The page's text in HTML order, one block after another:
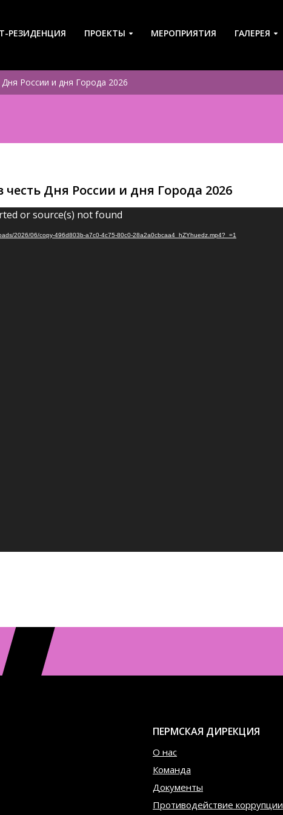
РЕЗИДЕНЦИЯ ПРОЕКТЫ МЕРОПРИЯТИЯ ГАЛЕРЕЯ
России и дня Города 2026
Дня России и дня Города 2026
or source(s) not found
2026/06/copy-496d803b-a7c0-4c75-80c0-28a2a0cbcaa4_hZYhuedz.mp4?_=1
ПЕРМСКАЯ ДИРЕКЦИЯ
О нас
Команда
Документы
Противодействие коррупции